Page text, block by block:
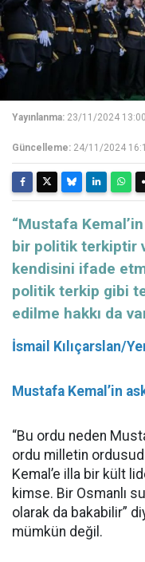
Yayınlanma: 23/11/2024 13:00
Güncelleme: 24/11/2024
“Mustafa
bir politik terkiptir
kendisini ifade
politik terkip gibi
edilme hakkı da
İsmail Kılıçarslan/
Mustafa Kemal’in
“Bu ordu neden
ordu milletin
Kemal’e illa bir kült
kimse. Bir Osmanlı
olarak da bakabilir”
mümkün değil.